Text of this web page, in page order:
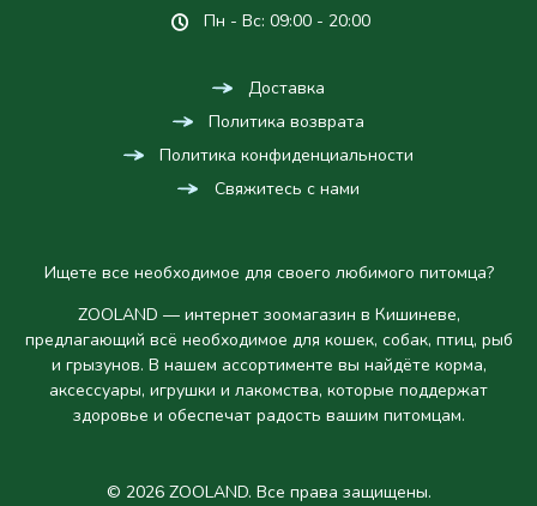
Пн - Вс: 09:00 - 20:00
Доставка
Политика возврата
Политика конфиденциальности
Свяжитесь с нами
Ищете все необходимое для своего любимого питомца?
ZOOLAND — интернет зоомагазин в Кишиневе,
предлагающий всё необходимое для кошек, собак, птиц, рыб
и грызунов. В нашем ассортименте вы найдёте корма,
аксессуары, игрушки и лакомства, которые поддержат
здоровье и обеспечат радость вашим питомцам.
© 2026 ZOOLAND. Все права защищены.